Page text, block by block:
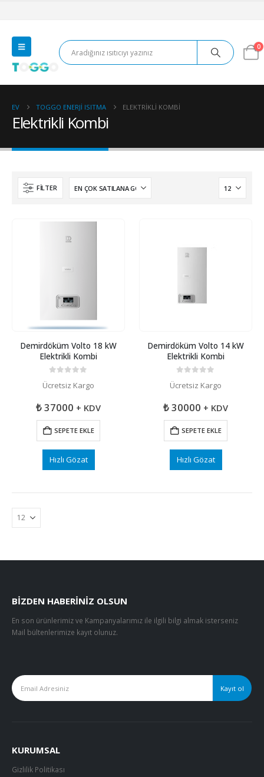
0
EV TOGGO ENERJI ISITMA ELEKTRIKLI KOMBI
Elektrikli Kombi
FILTER
Demirdöküm Volto 18 kW
Elektrikli Kombi
Ücretsiz Kargo
₺37000 + KDV
SEPETE EKLE
Hızlı Gözat
Demirdöküm Volto 14 kW
Elektrikli Kombi
Ücretsiz Kargo
₺30000 + KDV
SEPETE EKLE
Hızlı Gözat
BIZDEN HABERINIZ OLSUN
En son ürünlerimiz ve Kampanyalarımız ile ilgili bilgi almak isterseniz
Mail bültenlerimize kayıt olunuz.
KURUMSAL
Gizlilik Politikası